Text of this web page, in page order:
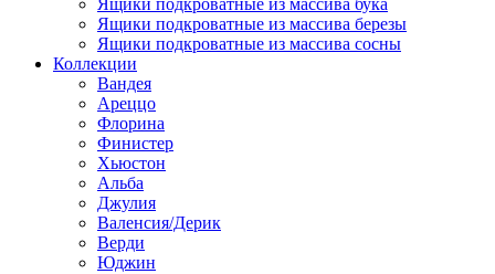
Ящики подкроватные из массива бука
Ящики подкроватные из массива березы
Ящики подкроватные из массива сосны
Коллекции
Вандея
Ареццо
Флорина
Финистер
Хьюстон
Альба
Джулия
Валенсия/Дерик
Верди
Юджин